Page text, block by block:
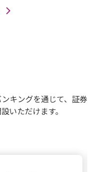
キングを通じて、証券
いただけます。